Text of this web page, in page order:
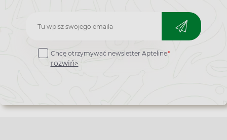
Zapisz
do
newslettera
Chcę otrzymywać newsletter Apteline*
rozwiń>